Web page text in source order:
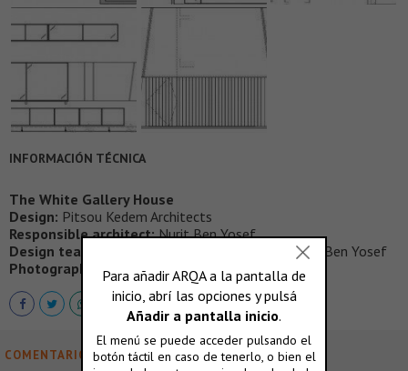
INFORMACIÓN TÉCNICA
The White Gallery House
Design: Pitsou Kedem Architects
Responsible architect:Nurit Ben Yosef
Design team:
Pitsou Kedem, Irene Goldberg, Nurit Ben Yosef
Photography:
Amit Geron
COMENTARIOS